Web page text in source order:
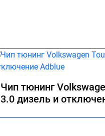
Чип тюнинг
3.0 дизель и